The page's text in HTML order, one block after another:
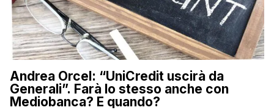
Andrea Orcel: “UniCredit uscirà da
Generali”. Farà lo stesso anche con
Mediobanca? E quando?